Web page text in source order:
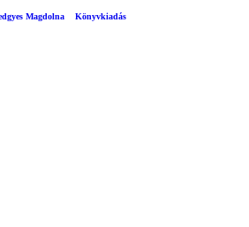
Magdolna Könyvkiadás